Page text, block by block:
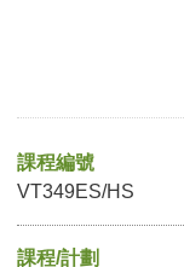
課程編號
VT349ES/HS
課程/計劃